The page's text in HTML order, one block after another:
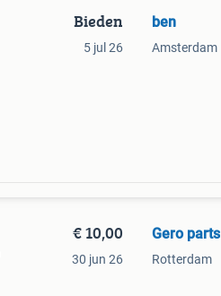
Bieden
5 jul 26
ben
Amsterdam
€ 10,00
30 jun 26
Gero parts
Rotterdam